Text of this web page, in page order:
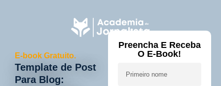
E-book Gratuito.
Template de Post
Para Blog:
Preencha E Receba
O E-Book!